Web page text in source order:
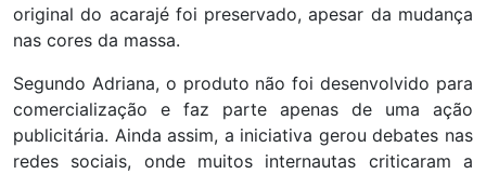
original do acarajé foi preservado, apesar da mudança
nas cores da massa.
Segundo Adriana, o produto não foi desenvolvido para
comercialização e faz parte apenas de uma ação
publicitária. Ainda assim, a iniciativa gerou debates nas
redes sociais, onde muitos internautas criticaram a